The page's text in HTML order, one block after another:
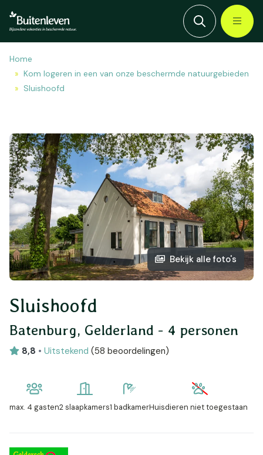
Home
Kom logeren in een van onze beschermde natuurgebieden
Sluishoofd
Bekijk alle foto's
Sluishoofd
Batenburg, Gelderland - 4 personen
8,8 • Uitstekend (58 beoordelingen)
max. 4 gasten2 slaapkamers1 badkamerHuisdieren niet toegestaan